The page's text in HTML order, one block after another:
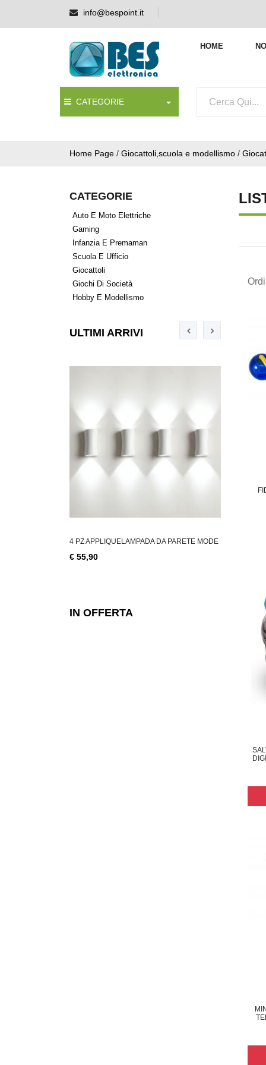
info@bespoint.it
HOME
CATEGORIE
Home Page / Giocattoli,scuola e modellismo /
CATEGORIE
Auto E Moto Elettriche
Gaming
Infanzia E Premaman
Scuola E Ufficio
Giocattoli
Giochi Di Società
Hobby E Modellismo
ULTIMI ARRIVI
4 PZ APPLIQUELAMPADA DA PARETE MODE
€ 55,90
IN OFFERTA